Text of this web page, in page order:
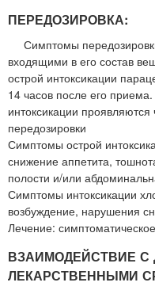
ПЕРЕДОЗИРОВКА:
Симптомы
входящими в его состав
острой интоксикации
14 часов после его
интоксикации проявляются
передозировки
Симптомы острой
снижение аппетита,
полости и/или
Симптомы интоксикации
возбуждение, нарушения
Лечение:
ВЗАИМОДЕЙСТВИЕ С
ЛЕКАРСТВЕННЫМИ